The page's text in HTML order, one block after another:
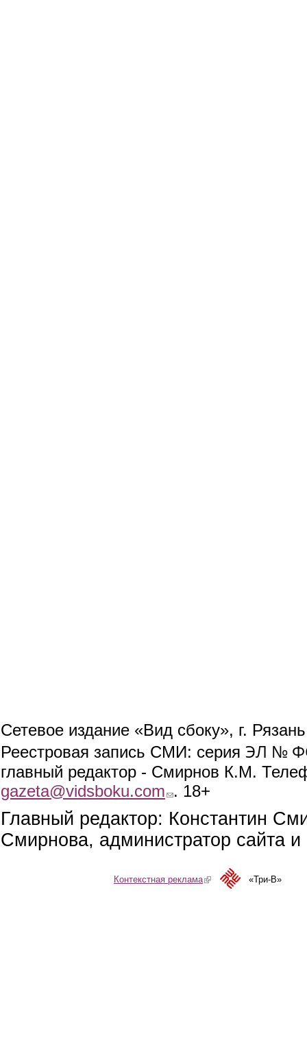
Сетевое издание «Вид сбоку», г.
Реестровая запись СМИ: серия ЭЛ №
главный редактор - Смирнов К.М.
gazeta@vidsboku.com (link sends e-mail)
. 18+
Главный редактор: Константин
Смирнова, администратор сайта
Контекстная реклама(link is external)«Три-В»